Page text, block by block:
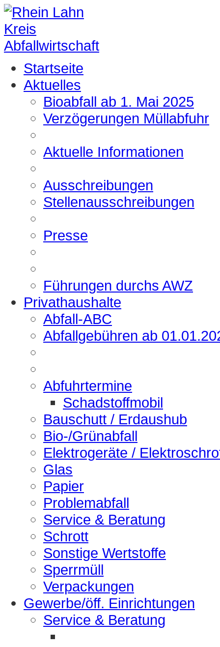
Startseite
Aktuelles
Bioabfall ab 1. Mai 2025
Verzögerungen Müllabfuhr
Aktuelle Informationen
Ausschreibungen
Stellenausschreibungen
Presse
Führungen durchs AWZ
Privathaushalte
Abfall-ABC
Abfallgebühren ab
Abfuhrtermine
Schadstoffmobil
Bauschutt / Erdaushub
Bio-/Grünabfall
Elektrogeräte /
Glas
Papier
Problemabfall
Service & Beratung
Schrott
Sonstige Wertstoffe
Sperrmüll
Verpackungen
Gewerbe/öff. Einrichtungen
Service & Beratung